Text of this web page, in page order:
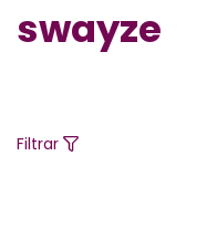
swayze
Filtrar